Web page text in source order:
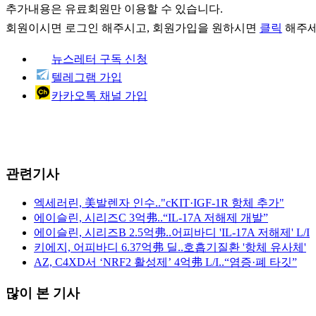
추가내용은 유료회원만 이용할 수 있습니다.
회원이시면 로그인 해주시고, 회원가입을 원하시면 클릭 해주
뉴스레터 구독 신청
텔레그램 가입
카카오톡 채널 가입
관련기사
엑세러린, 美발렌자 인수.."cKIT·IGF-1R 항체 추가"
에이슬린, 시리즈C 3억弗..“IL-17A 저해제 개발”
에이슬린, 시리즈B 2.5억弗..어피바디 'IL-17A 저해제' L/I
키에지, 어피바디 6.37억弗 딜..호흡기질환 '항체 유사체'
AZ, C4XD서 ‘NRF2 활성제’ 4억弗 L/I..“염증·폐 타깃”
많이 본 기사